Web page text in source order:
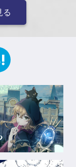
る